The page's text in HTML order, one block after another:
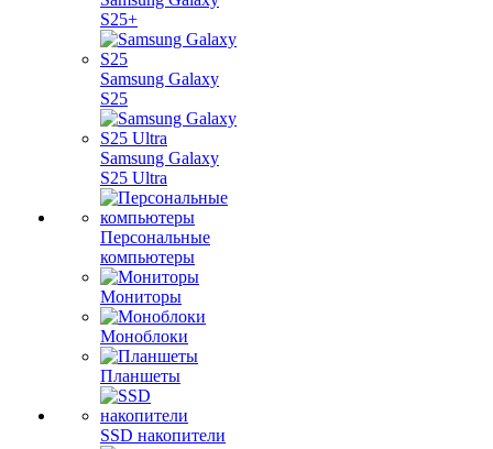
S25+
Samsung Galaxy
S25
Samsung Galaxy
S25 Ultra
Персональные
компьютеры
Мониторы
Моноблоки
Планшеты
SSD накопители